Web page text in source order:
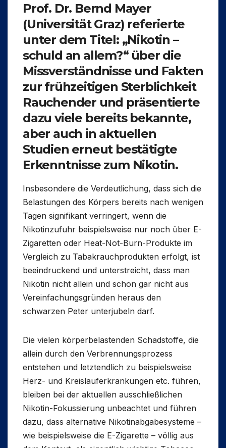
Prof. Dr. Bernd Mayer
(Universität Graz) referierte
unter dem Titel: „Nikotin –
schuld an allem?“ über die
Missverständnisse und Fakten
zur frühzeitigen Sterblichkeit
Rauchender und präsentierte
dazu viele bereits bekannte,
aber auch in aktuellen
Studien erneut bestätigte
Erkenntnisse zum Nikotin.
Insbesondere die Verdeutlichung, dass sich die
Belastungen des Körpers bereits nach wenigen
Tagen signifikant verringert, wenn die
Nikotinzufuhr beispielsweise nur noch über E-
Zigaretten oder Heat-Not-Burn-Produkte im
Vergleich zu Tabakrauchprodukten erfolgt, ist
beeindruckend und unterstreicht, dass man
Nikotin nicht allein und schon gar nicht aus
Vereinfachungsgründen heraus den
schwarzen Peter unterjubeln darf.
Die vielen körperbelastenden Schadstoffe, die
allein durch den Verbrennungsprozess
entstehen und letztendlich zu beispielsweise
Herz- und Kreislauferkrankungen etc. führen,
bleiben bei der aktuellen ausschließlichen
Nikotin-Fokussierung unbeachtet und führen
dazu, dass alternative Nikotinabgabesysteme –
wie beispielsweise die E-Zigarette – völlig aus